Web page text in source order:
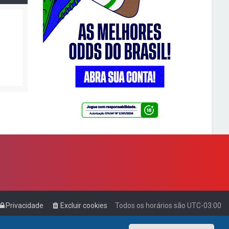
Todos os horários são UTC-03:00
Excluir cookies
Privacidade